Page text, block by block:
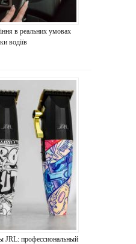
в реальних умовах
водіїв
профессиональный